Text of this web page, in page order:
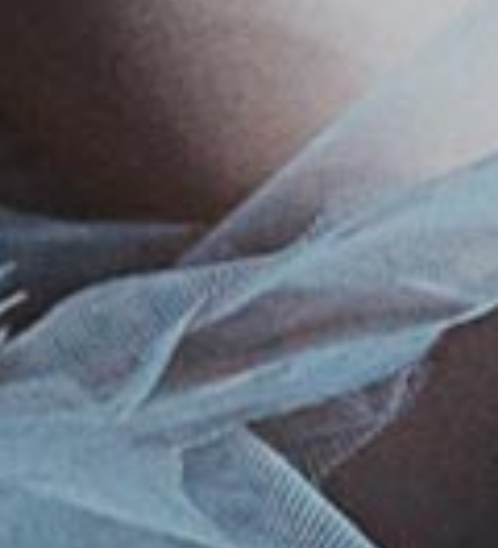
buscan en la
lo vas a perder?